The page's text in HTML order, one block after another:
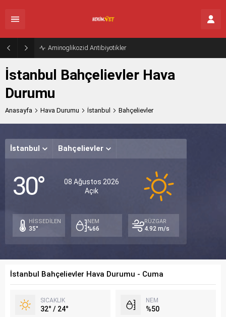
Aminoglikozid Antibiyotikler
İstanbul Bahçelievler Hava
Durumu
Anasayfa Hava Durumu İstanbul Bahçelievler
İstanbul Bahçelievler
30°
08 Ağustos 2026
Açık
HİSSEDİLEN
35°
NEM
%66
RÜZGAR
4.92 m/s
İstanbul Bahçelievler Hava Durumu - Cuma
SICAKLIK
32° / 24°
NEM
%50